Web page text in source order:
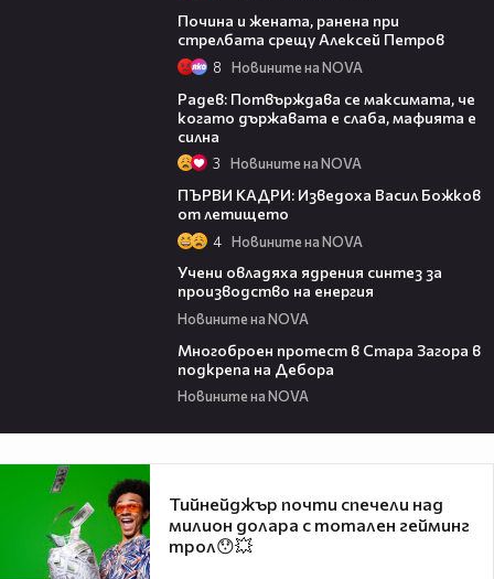
Почина и жената, ранена при
стрелбата срещу Алексей Петров
8 Новините на NOVA
Радев: Потвърждава се максимата, че
когато държавата е слаба, мафията е
силна
3 Новините на NOVA
ПЪРВИ КАДРИ: Изведоха Васил Божков
от летището
4 Новините на NOVA
Учени овладяха ядрения синтез за
производство на енергия
Новините на NOVA
Многоброен протест в Стара Загора в
подкрепа на Дебора
Новините на NOVA
Тийнейджър почти спечели над
милион долара с тотален гейминг
трол😯💥